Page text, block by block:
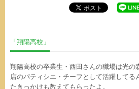
「翔陽高校」
翔陽高校の卒業生・西田さんの職場は光の
店のパティシエ・チーフとして活躍してる
たきっかけも教えてもらったよ。